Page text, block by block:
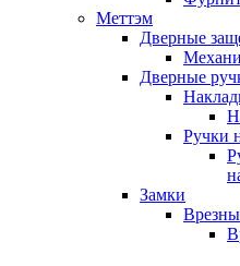
Меттэм
Дверные
Дверные
Ручки
Замки